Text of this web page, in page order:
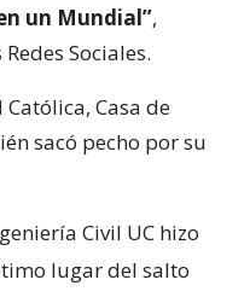
un Mundial”,
Sociales.
Casa de
sacó pecho por su
Civil UC hizo
lugar del salto